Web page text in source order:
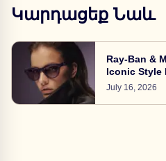
Կարդացեք Նաև
Ray-Ban &
Iconic Style
July 16, 2026